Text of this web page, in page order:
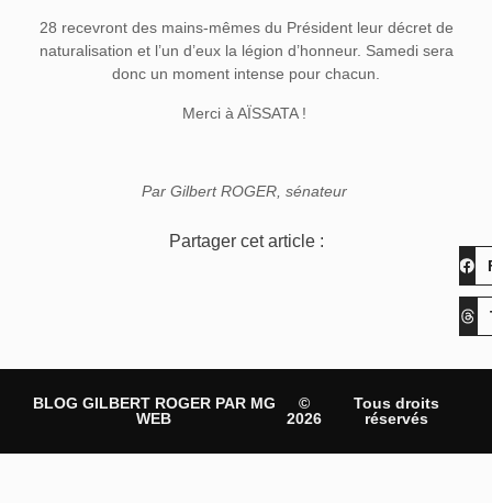
28 recevront des mains-mêmes du Président leur décret de
naturalisation et l’un d’eux la légion d’honneur. Samedi sera
donc un moment intense pour chacun.
Merci à AÏSSATA !
Par Gilbert ROGER, sénateur
Partager cet article :
BLOG GILBERT ROGER PAR MG
WEB
©
2026
Tous droits
réservés